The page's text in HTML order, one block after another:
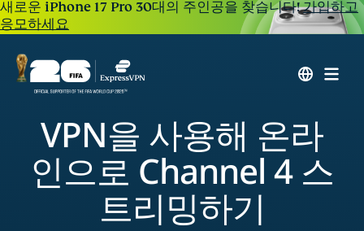
새로운 iPhone 17 Pro 30대의 주인공을 찾습니다!가입하고
응모하세요
VPN을 사용해 온라
인으로 Channel 4 스
트리밍하기